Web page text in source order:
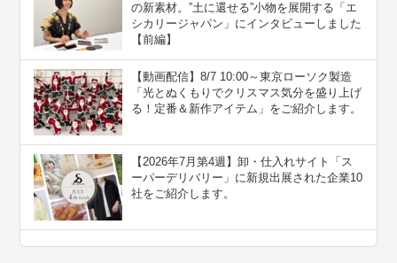
の新素材。”⼟に還せる”小物を展開する「エ
シカリージャパン」にインタビューしました
【前編】
【動画配信】8/7 10:00～東京ローソク製造
「光とぬくもりでクリスマス気分を盛り上げ
る！定番＆新作アイテム」をご紹介します。
【2026年7月第4週】卸・仕入れサイト「ス
ーパーデリバリー」に新規出展された企業10
社をご紹介します。